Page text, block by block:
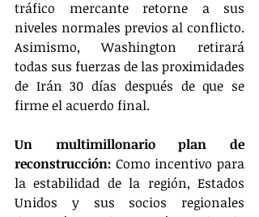
tráfico mercante retorne a sus
niveles normales previos al conflicto.
Asimismo, Washington retirará
todas sus fuerzas de las proximidades
de Irán 30 días después de que se
firme el acuerdo final.
Un multimillonario plan de
reconstrucción: Como incentivo para
la estabilidad de la región, Estados
Unidos y sus socios regionales